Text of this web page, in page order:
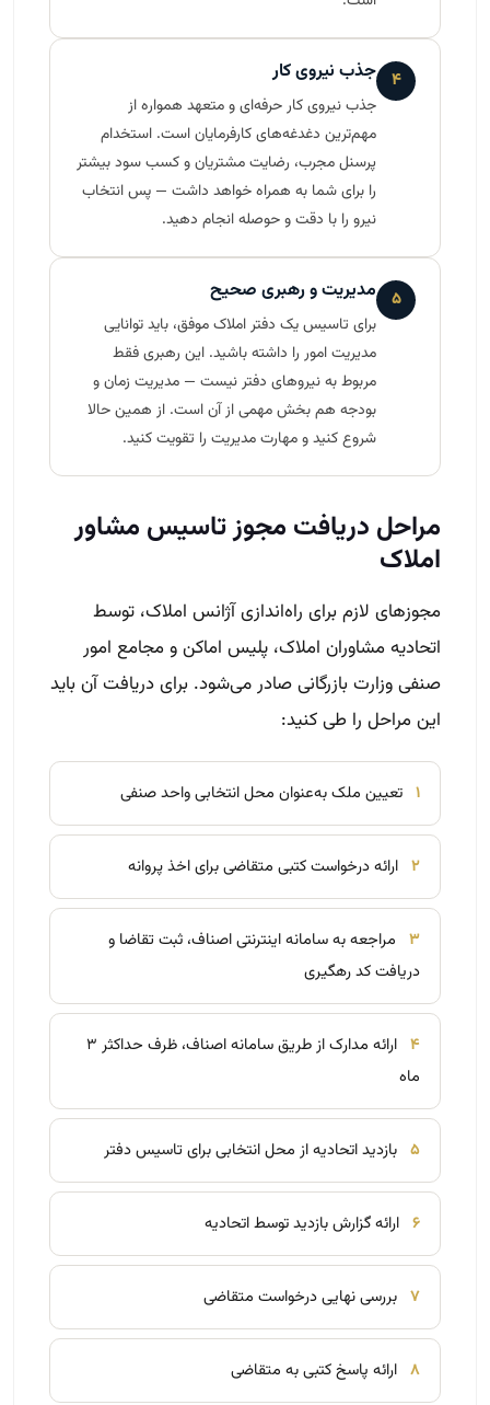
۴ جذب نیروی کار
جذب نیروی کار حرفه‌ای و متعهد همواره از
مهم‌ترین دغدغه‌های کارفرمایان است. استخدام
پرسنل مجرب، رضایت مشتریان و کسب سود بیشتر
را برای شما به همراه خواهد داشت — پس انتخاب
نیرو را با دقت و حوصله انجام دهید.
۵ مدیریت و رهبری صحیح
برای تاسیس یک دفتر املاک موفق، باید توانایی
مدیریت امور را داشته باشید. این رهبری فقط
مربوط به نیروهای دفتر نیست — مدیریت زمان و
بودجه هم بخش مهمی از آن است. از همین حالا
شروع کنید و مهارت مدیریت را تقویت کنید.
مراحل دریافت مجوز تاسیس مشاور
املاک
مجوزهای لازم برای راه‌اندازی آژانس املاک، توسط
اتحادیه مشاوران املاک، پلیس اماکن و مجامع امور
صنفی وزارت بازرگانی صادر می‌شود. برای دریافت آن باید
این مراحل را طی کنید:
۱ تعیین ملک به‌عنوان محل انتخابی واحد صنفی
۲ ارائه درخواست کتبی متقاضی برای اخذ پروانه
۳ مراجعه به سامانه اینترنتی اصناف، ثبت تقاضا و
دریافت کد رهگیری
۴
ارائه مدارک از طریق سامانه اصناف، ظرف حداکثر ۳
ماه
۵ بازدید اتحادیه از محل انتخابی برای تاسیس دفتر
۶ ارائه گزارش بازدید توسط اتحادیه
۷ بررسی نهایی درخواست متقاضی
۸ ارائه پاسخ کتبی به متقاضی